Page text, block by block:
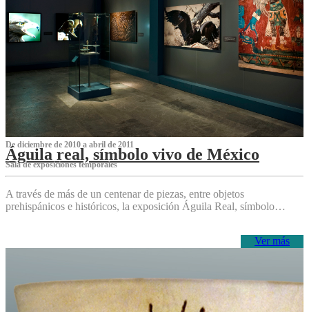
De diciembre de 2010 a abril de 2011
Águila real, símbolo vivo de México
Sala de exposiciones temporales
A través de más de un centenar de piezas, entre objetos
prehispánicos e históricos, la exposición Águila Real, símbolo…
Ver más